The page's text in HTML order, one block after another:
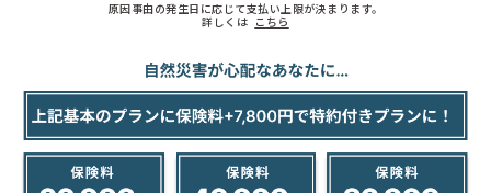
原因事由の発生日に応じて支払い上限が決まります。
詳しくは
こちら